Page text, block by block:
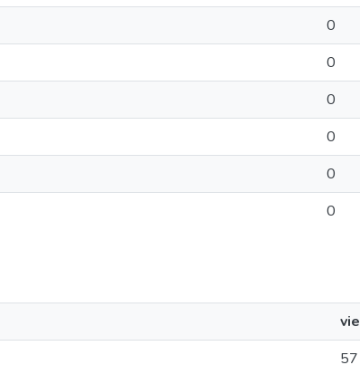
0
0
0
0
0
0
57